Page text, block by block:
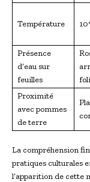
Température
Présence
d’eau sur
feuilles
Proximité
avec pommes
de terre
La compréhension
pratiques culturales
l’apparition de cette